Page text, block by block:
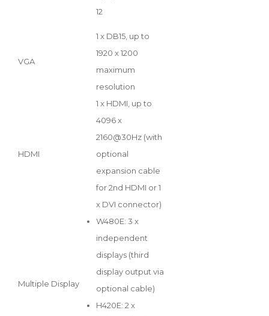
12
VGA
1 x DB15, up to
1920 x 1200
maximum
resolution
HDMI
1 x HDMI, up to
4096 x
2160@30Hz (with
optional
expansion cable
for 2nd HDMI or 1
x DVI connector)
Multiple Display
W480E: 3 x
independent
displays (third
display output via
optional cable)
H420E: 2 x